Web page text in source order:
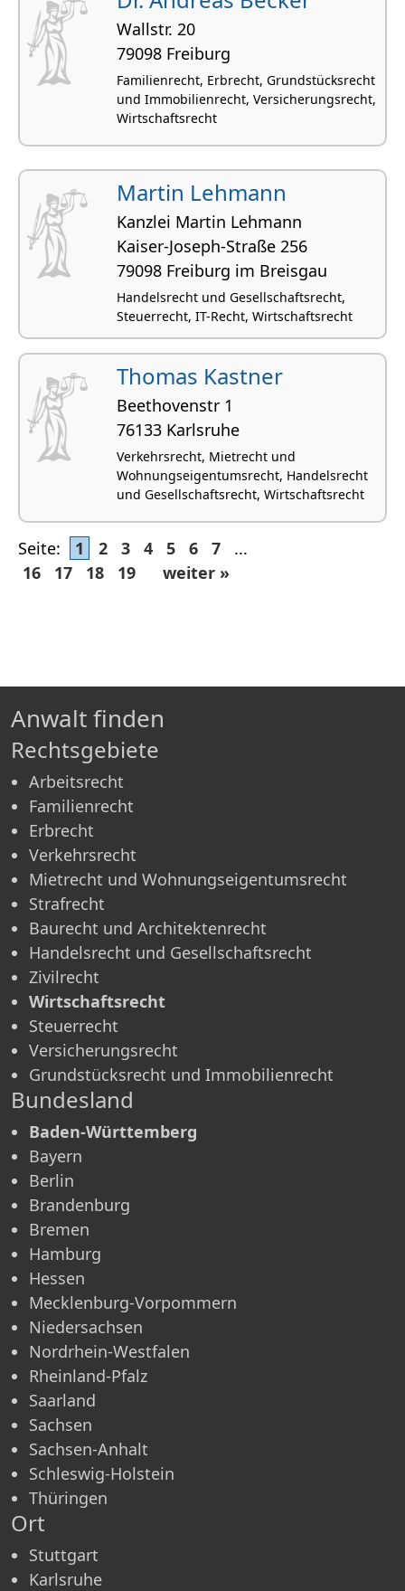
Wallstr. 20
79098 Freiburg
Familienrecht, Erbrecht, Grundstücksrecht
und Immobilienrecht, Versicherungsrecht,
Wirtschaftsrecht
Martin Lehmann
Kanzlei Martin Lehmann
Kaiser-Joseph-Straße 256
79098 Freiburg im Breisgau
Handelsrecht und Gesellschaftsrecht,
Steuerrecht, IT-Recht, Wirtschaftsrecht
Thomas Kastner
Beethovenstr 1
76133 Karlsruhe
Verkehrsrecht, Mietrecht und
Wohnungseigentumsrecht, Handelsrecht
und Gesellschaftsrecht, Wirtschaftsrecht
Seite: 1 2 3 4 5 6 7
...
16
17 18 19 weiter »
Anwalt finden
Rechtsgebiete
Arbeitsrecht
Familienrecht
Erbrecht
Verkehrsrecht
Mietrecht und Wohnungseigentumsrecht
Strafrecht
Baurecht und Architektenrecht
Handelsrecht und Gesellschaftsrecht
Zivilrecht
Wirtschaftsrecht
Steuerrecht
Versicherungsrecht
Grundstücksrecht und Immobilienrecht
Bundesland
Baden-Württemberg
Bayern
Berlin
Brandenburg
Bremen
Hamburg
Hessen
Mecklenburg-Vorpommern
Niedersachsen
Nordrhein-Westfalen
Rheinland-Pfalz
Saarland
Sachsen
Sachsen-Anhalt
Schleswig-Holstein
Thüringen
Ort
Stuttgart
Karlsruhe